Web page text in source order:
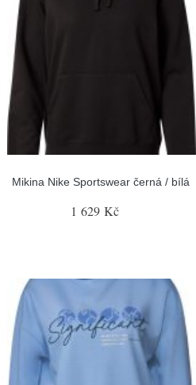
Mikina Nike Sportswear černá / bílá
1 629 Kč